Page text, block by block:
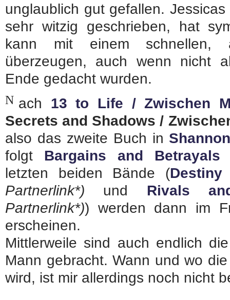
unglaublich gut gefallen.
sehr witzig geschrieben, hat
kann mit einem schnellen,
überzeugen, auch wenn nicht
Ende gedacht wurden.
N ach 13 to Life / Zwischen
Secrets and Shadows /
also das zweite Buch in
folgt Bargains and Betrayals
letzten beiden Bände (
Partnerlink*) und Rivals
Partnerlink*)) werden dann im
erscheinen.
Mittlerweile sind auch endlich
Mann gebracht. Wann und wo
wird, ist mir allerdings noch nicht